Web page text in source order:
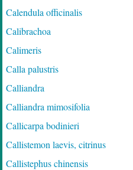
Calendula officinalis
Calibrachoa
Calimeris
Calla palustris
Calliandra
Calliandra mimosifolia
Callicarpa bodinieri
Callistemon laevis, citrinus
Callistephus chinensis